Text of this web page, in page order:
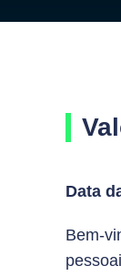
Data
Bem-